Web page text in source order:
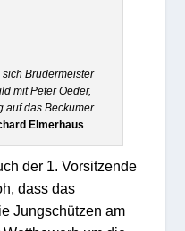
Brudermeister
mit Peter Oeder,
auf das Beckumer
Elmerhaus
der 1. Vorsitzende
dass das
Jungschützen am